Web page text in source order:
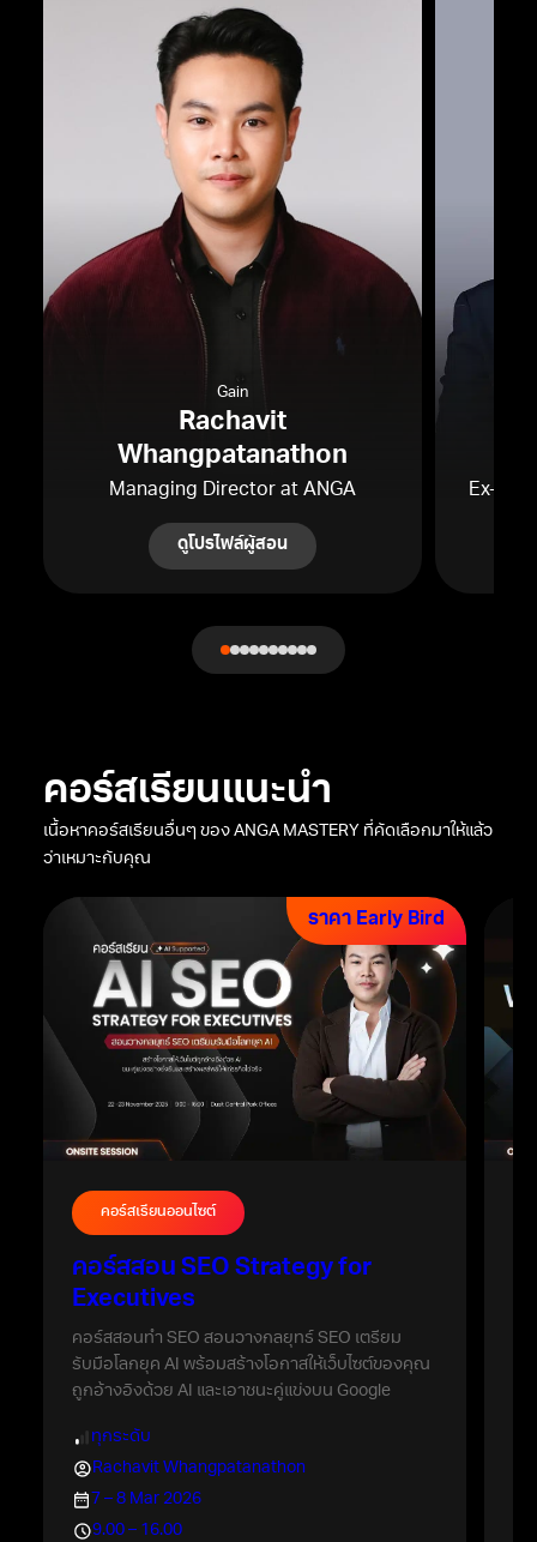
Gain
Rachavit
Whangpatanathon
Managing Director at ANGA
ดูโปรไฟล์ผู้สอน
Ex-
คอร์สเรียนแนะนำ
เนื้อหาคอร์สเรียนอื่นๆ ของ ANGA MASTERY ที่คัดเลือกมาให้แล้ว
ว่าเหมาะกับคุณ
ราคา Early Bird
คอร์สเรียนออนไซต์
คอร์สสอน SEO Strategy for
Executives
คอร์สสอนทำ SEO สอนวางกลยุทธ์ SEO เตรียม
รับมือโลกยุค AI พร้อมสร้างโอกาสให้เว็บไซต์ของคุณ
ถูกอ้างอิงด้วย AI และเอาชนะคู่แข่งบน Google
ทุกระดับ
Rachavit Whangpatanathon
7 – 8 Mar 2026
9.00 – 16.00